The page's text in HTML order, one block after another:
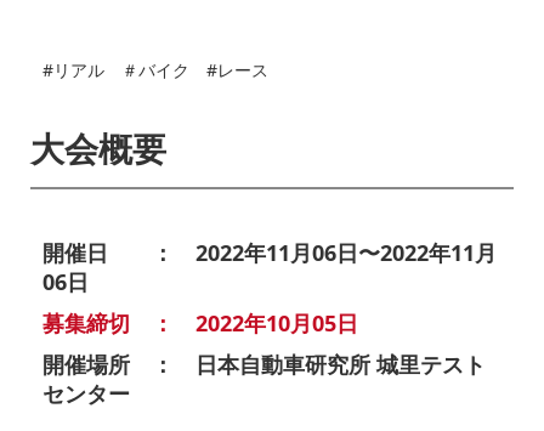
#リアル ＃バイク #レース
大会概要
開催日 ： 2022年11月06日〜2022年11月
06日
募集締切 ： 2022年10月05日
開催場所 ： 日本自動車研究所 城里テスト
センター